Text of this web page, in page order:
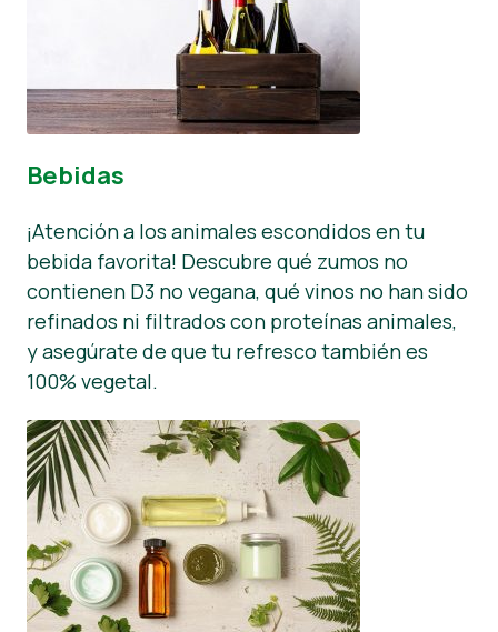
Bebidas
¡Atención a los animales escondidos en tu
bebida favorita! Descubre qué zumos no
contienen D3 no vegana, qué vinos no han sido
refinados ni filtrados con proteínas animales,
y asegúrate de que tu refresco también es
100% vegetal.